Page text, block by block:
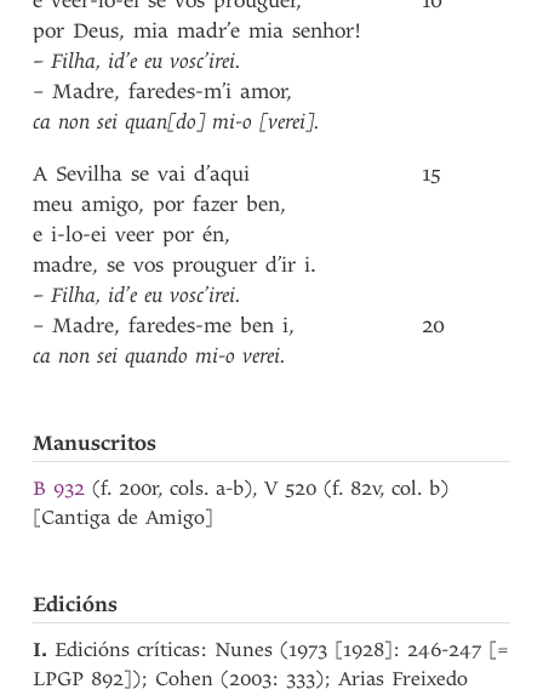
por Deus, mia madr’e mia senhor!
– Filha, id’e eu vosc’irei.
– Madre, faredes-m’i amor,
ca non sei quan[do] mi-o [verei].
A Sevilha se vai d’aqui
meu amigo, por fazer ben,
e i-lo-ei veer por én,
madre, se vos prouguer d’ir i.
– Filha, id’e eu vosc’irei.
– Madre, faredes-me ben i,
ca non sei quando mi-o verei.
15
20
Manuscritos
B 932 (f. 200r, cols. a-b), V 520 (f. 82v, col. b)
[Cantiga de Amigo]
Edicións
I.Edicións críticas: Nunes (1973 [1928]: 246-247 [=
LPGP 892]); Cohen (2003: 333); Arias Freixedo